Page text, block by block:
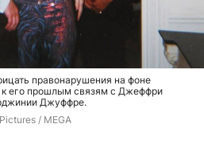
правонарушения на фоне
его прошлым связям с Джеффри
Джуффре.
/ MEGA